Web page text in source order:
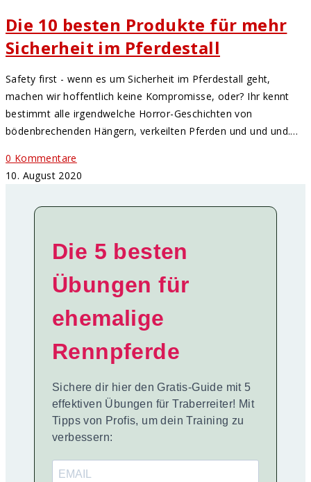
Die 10 besten Produkte für mehr
Sicherheit im Pferdestall
Safety first - wenn es um Sicherheit im Pferdestall geht,
machen wir hoffentlich keine Kompromisse, oder? Ihr kennt
bestimmt alle irgendwelche Horror-Geschichten von
bödenbrechenden Hängern, verkeilten Pferden und und und.…
0 Kommentare
10. August 2020
Die 5 besten
Übungen für
ehemalige
Rennpferde
Sichere dir hier den Gratis-Guide mit 5
effektiven Übungen für Traberreiter! Mit
Tipps von Profis, um dein Training zu
verbessern: